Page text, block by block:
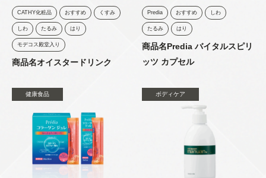
CATHY化粧品 おすすめ くすみ
しわ たるみ はり
モデコス殿堂入り
商品名オイスタードリンク
Predia おすすめ しわ
たるみ はり
商品名Predia バイタルスピリ
ッツ カプセル
健康食品 ボディケア